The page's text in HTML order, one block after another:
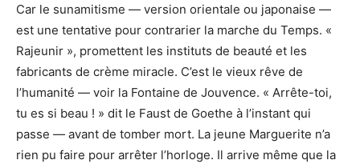
Car le sunamitisme — version orientale ou japonaise —
est une tentative pour contrarier la marche du Temps. «
Rajeunir », promettent les instituts de beauté et les
fabricants de crème miracle. C’est le vieux rêve de
l’humanité — voir la Fontaine de Jouvence. « Arrête-toi,
tu es si beau ! » dit le Faust de Goethe à l’instant qui
passe — avant de tomber mort. La jeune Marguerite n’a
rien pu faire pour arrêter l’horloge. Il arrive même que la